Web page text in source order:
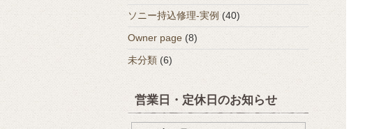
ソニー持込修理-実例 (40)
Owner page (8)
未分類 (6)
営業日・定休日のお知らせ